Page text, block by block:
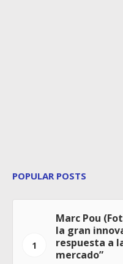
POPULAR POSTS
1
Marc Pou
la gran
respuesta a
mercado”